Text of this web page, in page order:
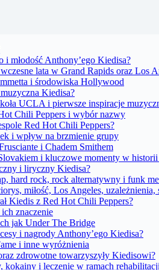
i młodość Anthony’ego Kiedisa?
lata w Grand Rapids oraz Los
i środowiska Hollywood
Kiedisa?
UCLA i pierwsze inspiracje
Chili Peppers i wybór nazwy
Red Hot Chili Peppers?
i wpływ na brzmienie grupy
i Chadem Smithem
i kluczowe momenty w historii
i liryczny Kiedisa?
hard rock, rock alternatywny i funk
miłość, Los Angeles, uzależnienia,
Kiedis z Red Hot Chili Peppers?
znaczenie
jak Under The Bridge
i nagrody Anthony’ego Kiedisa?
i inne wyróżnienia
zdrowotne towarzyszyły Kiedisowi?
kokainy i leczenie w ramach rehabilitacji